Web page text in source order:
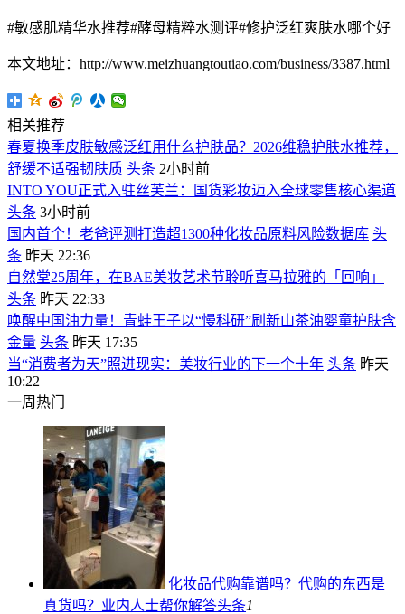
#敏感肌精华水推荐#酵母精粹水测评#修护泛红爽肤水哪个好
本文地址：http://www.meizhuangtoutiao.com/business/3387.html
相关推荐
春夏换季皮肤敏感泛红用什么护肤品？2026维稳护肤水推荐，
舒缓不适强韧肤质 头条 2小时前
INTO YOU正式入驻丝芙兰：国货彩妆迈入全球零售核心渠道
头条 3小时前
国内首个！老爸评测打造超1300种化妆品原料风险数据库 头
条 昨天 22:36
自然堂25周年，在BAE美妆艺术节聆听喜马拉雅的「回响」
头条 昨天 22:33
唤醒中国油力量！青蛙王子以“慢科研”刷新山茶油婴童护肤含
金量 头条 昨天 17:35
当“消费者为天”照进现实：美妆行业的下一个十年 头条 昨天
10:22
一周热门
化妆品代购靠谱吗？代购的东西是
真货吗？业内人士帮你解答头条1